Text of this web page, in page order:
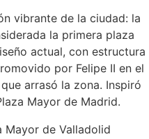
vibrante de la ciudad: la
la primera plaza
actual, con estructura
por Felipe II en el
arrasó la zona. Inspiró
Mayor de Madrid.